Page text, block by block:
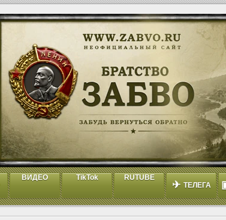
ВИДЕО TikTok RUTUBE
✈ ТЕЛЕГА